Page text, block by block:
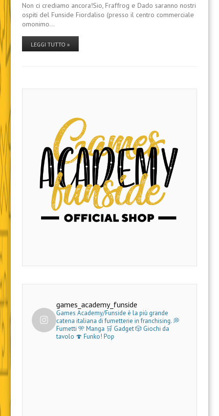
Non ci crediamo ancora!Sio, Fraffrog e Dado saranno nostri
ospiti del Funside Fiordaliso (presso il centro commerciale
omonimo…
LEGGI TUTTO »
games_academy_funside
Games Academy/Funside è la più grande
catena italiana di fumetterie in franchising.💭
Fumetti 🎌 Manga 🛒 Gadget🎲 Giochi da
tavolo 🍄 Funko! Pop